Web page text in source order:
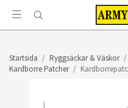
Startsida / Ryggsäckar & Väskor /
Kardborre Patcher /